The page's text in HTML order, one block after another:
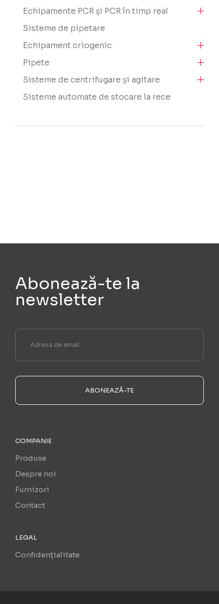
Echipamente PCR și PCR în timp real
Sisteme de pipetare
Echipament criogenic
Pipete
Sisteme de centrifugare și agitare
Sisteme automate de stocare la rece
Abonează-te la
newsletter
ABONEAZĂ-TE
COMPANIE
Produse
Despre noi
Furnizori
Contact
LEGAL
Confidențialitate